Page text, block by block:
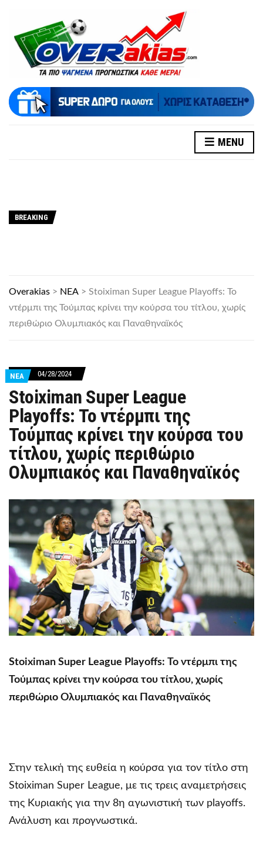
MENU
BREAKING
Overakias > ΝΕΑ > Stoiximan Super League Playoffs: Το
ντέρμπι της Τούμπας κρίνει την κούρσα του τίτλου, χωρίς
περιθώριο Ολυμπιακός και Παναθηναϊκός
ΝΕΑ 04/28/2024
Stoiximan Super League
Playoffs: Το ντέρμπι της
Τούμπας κρίνει την κούρσα του
τίτλου, χωρίς περιθώριο
Ολυμπιακός και Παναθηναϊκός
Stoiximan Super League Playoffs: Το ντέρμπι της
Τούμπας κρίνει την κούρσα του τίτλου, χωρίς
περιθώριο Ολυμπιακός και Παναθηναϊκός
Στην τελική της ευθεία η κούρσα για τον τίτλο στη
Stoiximan Super League, με τις τρεις αναμετρήσεις
της Κυριακής για την 8η αγωνιστική των playoffs.
Ανάλυση και προγνωστικά.